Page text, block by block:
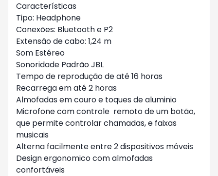
Características
Tipo: Headphone
Conexões: Bluetooth e P2
Extensão de cabo: 1,24 m
Som Estéreo
Sonoridade Padrão JBL
Tempo de reprodução de até 16 horas
Recarrega em até 2 horas
Almofadas em couro e toques de aluminio
Microfone com controle  remoto de um botão,
que permite controlar chamadas, e faixas
musicais
Alterna facilmente entre 2 dispositivos móveis
Design ergonomico com almofadas
confortáveis